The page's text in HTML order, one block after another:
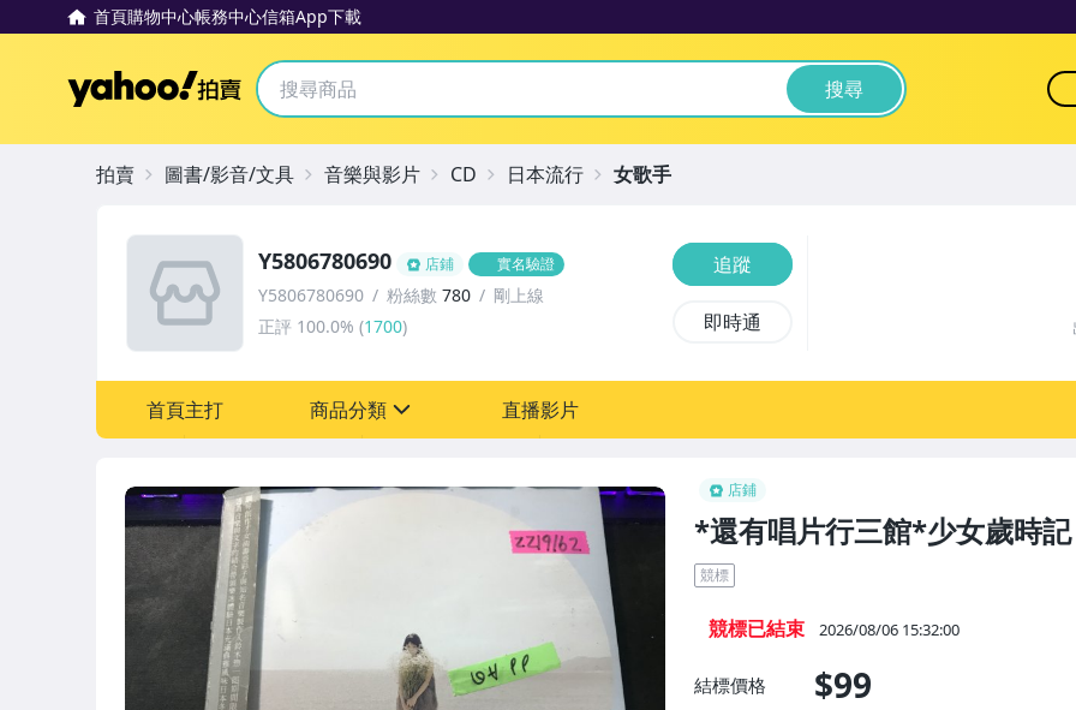
首頁購物中心帳務中心信箱App下載
Yahoo拍賣 搜尋
店鋪
*還有唱片行三館*少女歲時
競標
競標已結束 2026/08/06 15:32:00
結標價格 $99
Y5806780690 店鋪 實名驗證
Y5806780690 粉絲數 780
剛上線
正評 100.0% (1700)
追蹤
即時通
首頁主打 商品分類 直播影片
拍賣 圖書/影音/文具 音樂與影片 CD 日本流行 女歌手